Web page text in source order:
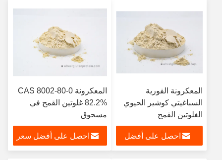
المعكرونة الفورية
السباغيتي كوشير الحيوي
الغلوتين القمح
احصل على أفضل
المعكرونة CAS 8002-80-0
82.2% غلوتين القمح في
مسحوق
احصل على أفضل سعر